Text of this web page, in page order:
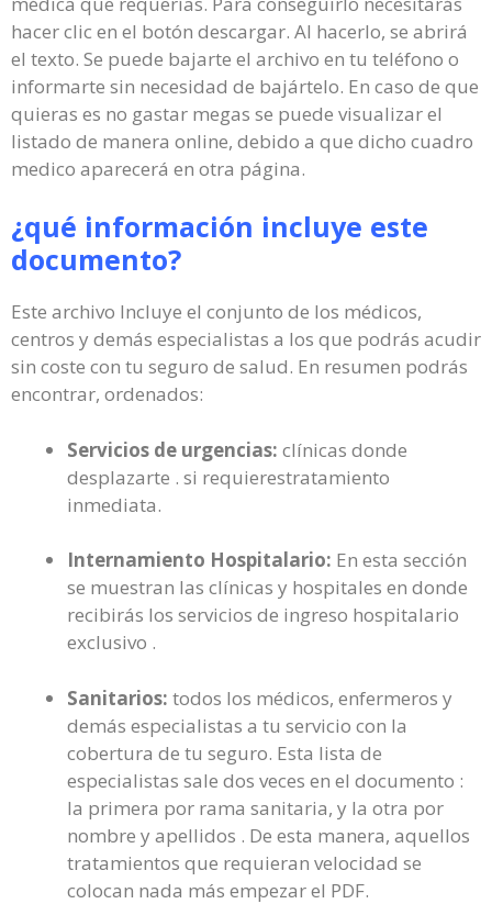
hacer clic en el botón descargar. Al hacerlo, se abrirá
el texto. Se puede bajarte el archivo en tu teléfono o
informarte sin necesidad de bajártelo. En caso de que
quieras es no gastar megas se puede visualizar el
listado de manera online, debido a que dicho cuadro
medico aparecerá en otra página.
¿qué información incluye este
documento?
Este archivo Incluye el conjunto de los médicos,
centros y demás especialistas a los que podrás acudir
sin coste con tu seguro de salud. En resumen podrás
encontrar, ordenados:
Servicios de urgencias: clínicas donde
desplazarte . si requierestratamiento
inmediata.
Internamiento Hospitalario: En esta sección
se muestran las clínicas y hospitales en donde
recibirás los servicios de ingreso hospitalario
exclusivo .
Sanitarios: todos los médicos, enfermeros y
demás especialistas a tu servicio con la
cobertura de tu seguro. Esta lista de
especialistas sale dos veces en el documento :
la primera por rama sanitaria, y la otra por
nombre y apellidos . De esta manera, aquellos
tratamientos que requieran velocidad se
colocan nada más empezar el PDF.